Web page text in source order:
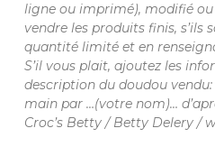
ligne ou imprimé), modifié ou
vendre les produits finis, s’ils
quantité limité et en
S’il vous plait, ajoutez les
description du doudou
main par …(votre nom)…
Croc’s Betty / Betty Delery /